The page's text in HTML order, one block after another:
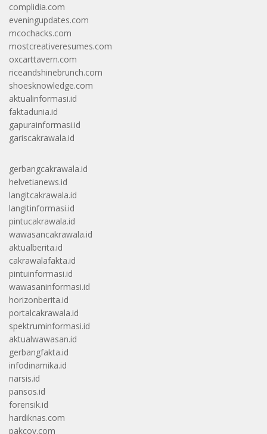
complidia.com
eveningupdates.com
mcochacks.com
mostcreativeresumes.com
oxcarttavern.com
riceandshinebrunch.com
shoesknowledge.com
aktualinformasi.id
faktadunia.id
gapurainformasi.id
gariscakrawala.id
gerbangcakrawala.id
helvetianews.id
langitcakrawala.id
langitinformasi.id
pintucakrawala.id
wawasancakrawala.id
aktualberita.id
cakrawalafakta.id
pintuinformasi.id
wawasaninformasi.id
horizonberita.id
portalcakrawala.id
spektruminformasi.id
aktualwawasan.id
gerbangfakta.id
infodinamika.id
narsis.id
pansos.id
forensik.id
hardiknas.com
pakcoy.com